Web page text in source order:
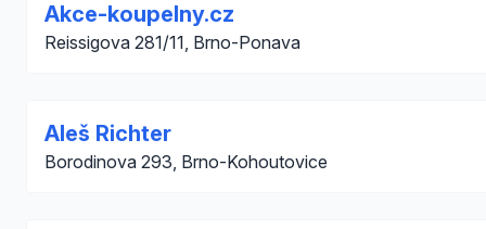
Akce-koupelny.cz
Reissigova 281/11, Brno-Ponava
Aleš Richter
Borodinova 293, Brno-Kohoutovice